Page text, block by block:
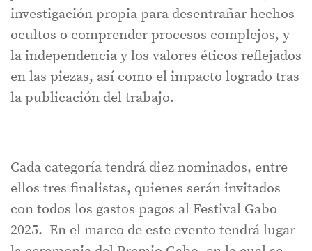
investigación propia para desentrañar hechos
ocultos o comprender procesos complejos, y
la independencia y los valores éticos reflejados
en las piezas, así como el impacto logrado tras
la publicación del trabajo.
Cada categoría tendrá diez nominados, entre
ellos tres finalistas, quienes serán invitados
con todos los gastos pagos al Festival Gabo
2025. En el marco de este evento tendrá lugar